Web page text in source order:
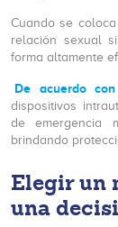
Cuando se
relación sexual
forma altamente
De acuerdo
dispositivos
de emergencia
brindando
Elegir un
una